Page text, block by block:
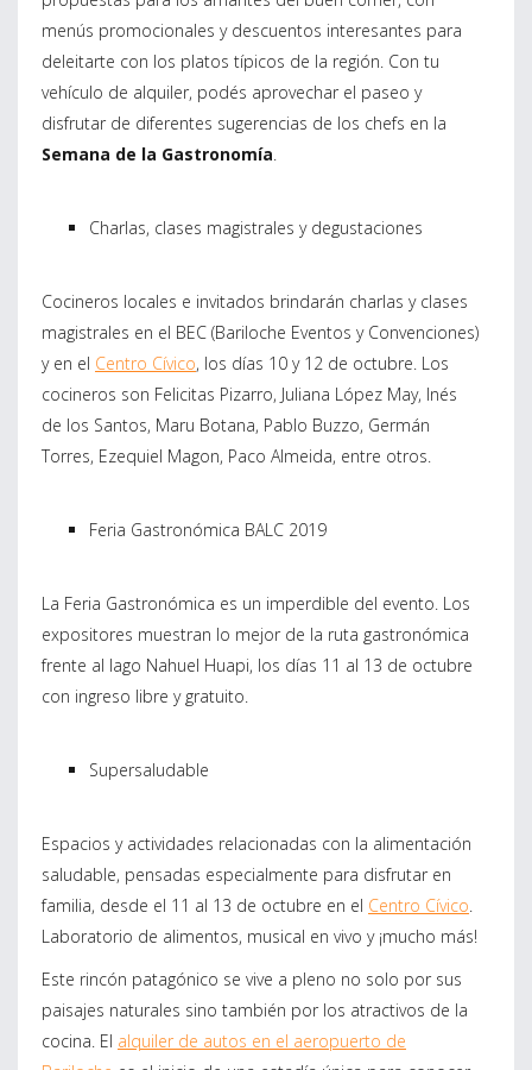
menús promocionales y descuentos interesantes para
deleitarte con los platos típicos de la región. Con tu
vehículo de alquiler, podés aprovechar el paseo y
disfrutar de diferentes sugerencias de los chefs en la
Semana de la Gastronomía
Charlas, clases magistrales y degustaciones
Cocineros locales e invitados brindarán charlas y clases
magistrales en el BEC (Bariloche Eventos y Convenciones)
y en el Centro Cívico, los días 10 y 12 de octubre. Los
cocineros son Felicitas Pizarro, Juliana López May, Inés
de los Santos, Maru Botana, Pablo Buzzo, Germán
Torres, Ezequiel Magon, Paco Almeida, entre otros.
Feria Gastronómica BALC 2019
La Feria Gastronómica es un imperdible del evento. Los
expositores muestran lo mejor de la ruta gastronómica
frente al lago Nahuel Huapi, los días 11 al 13 de octubre
con ingreso libre y gratuito.
Supersaludable
Espacios y actividades relacionadas con la alimentación
saludable, pensadas especialmente para disfrutar en
familia, desde el 11 al 13 de octubre en el Centro Cívico
Laboratorio de alimentos, musical en vivo y ¡mucho más!
Este rincón patagónico se vive a pleno no solo por sus
paisajes naturales sino también por los atractivos de la
cocina. El alquiler de autos en el aeropuerto de